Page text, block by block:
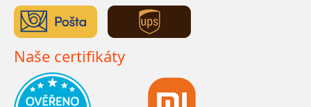
Naše certifikáty